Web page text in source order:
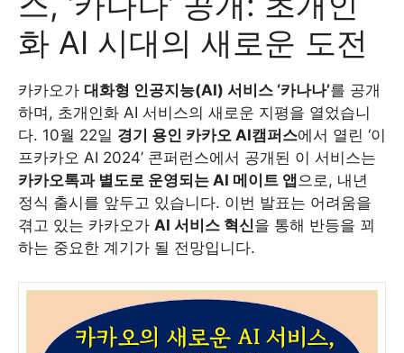
화 AI 시대의 새로운 도전
카카오가 대화형 인공지능(AI) 서비스 ‘카나나’를 공개
하며, 초개인화 AI 서비스의 새로운 지평을 열었습니
다. 10월 22일 경기 용인 카카오 AI캠퍼스에서 열린 ‘이
프카카오 AI 2024’ 콘퍼런스에서 공개된 이 서비스는
카카오톡과 별도로 운영되는 AI 메이트 앱으로, 내년
정식 출시를 앞두고 있습니다. 이번 발표는 어려움을
겪고 있는 카카오가 AI 서비스 혁신을 통해 반등을 꾀
하는 중요한 계기가 될 전망입니다.